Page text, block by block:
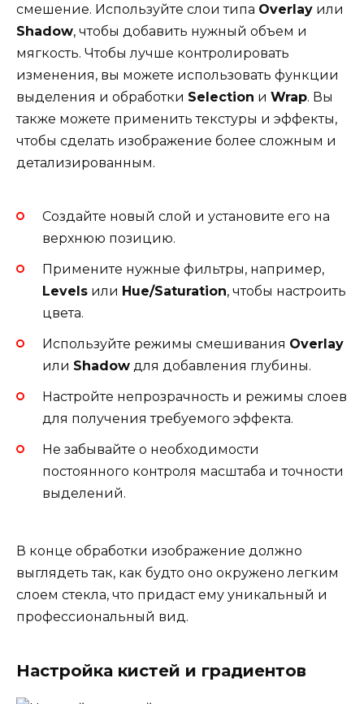
смешение. Используйте слои типа Overlay или
Shadow, чтобы добавить нужный объем и
мягкость. Чтобы лучше контролировать
изменения, вы можете использовать функции
выделения и обработки Selection и Wrap. Вы
также можете применить текстуры и эффекты,
чтобы сделать изображение более сложным и
детализированным.
Создайте новый слой и установите его на
верхнюю позицию.
Примените нужные фильтры, например,
Levels или Hue/Saturation, чтобы настроить
цвета.
Используйте режимы смешивания Overlay
или Shadow для добавления глубины.
Настройте непрозрачность и режимы слоев
для получения требуемого эффекта.
Не забывайте о необходимости
постоянного контроля масштаба и точности
выделений.
В конце обработки изображение должно
выглядеть так, как будто оно окружено легким
слоем стекла, что придаст ему уникальный и
профессиональный вид.
Настройка кистей и градиентов